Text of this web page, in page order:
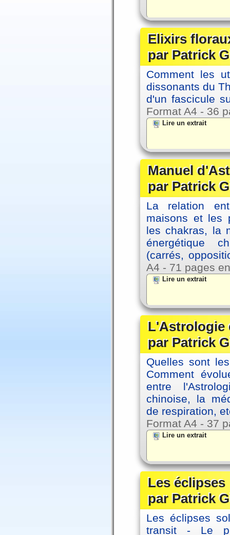
Elixirs
par Patrick
Comment les
dissonants du
d'un fascicule
Format A4 - 36
Lire un extrait
Manuel
par Patrick
La relation
maisons et les
les chakras, la
énergétique
(carrés,
A4 - 71 pages
Lire un extrait
L'Astrologie
par Patrick
Quelles sont
Comment
entre
chinoise, la
de respiration,
Format A4 - 37
Lire un extrait
Les éclipses
par Patrick
Les éclipses
transit - Le